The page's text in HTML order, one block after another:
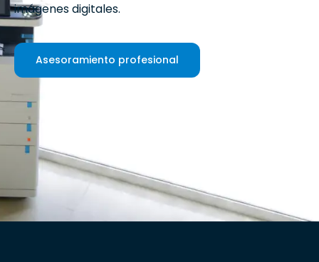
imágenes digitales.
Asesoramiento profesional